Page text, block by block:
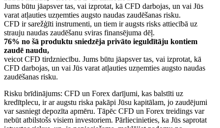
Jums būtu jāapsver tas, vai izprotat, kā CFD darbojas, un vai Jūs
varat atļauties uzņemties augsto naudas zaudēšanas risku.
CFD ir sarežģīti instrumenti, un tiem ir augsts risks attiecībā uz
strauju naudas zaudēšanu sviras finansējuma dēļ.
76% no šā produktu sniedzēja privāto ieguldītāju kontiem
zaudē naudu,
veicot CFD tirdzniecību. Jums būtu jāapsver tas, vai izprotat, kā
CFD darbojas, un vai Jūs varat atļauties uzņemties augsto naudas
zaudēšanas risku.
Risku brīdinājums: CFD un Forex darījumi, kas balstīti uz
kredītplecu, ir ar augstu riska pakāpi Jūsu kapitālam, jo zaudējumi
var sasniegt depozīta apmēru. Tāpēc CFD un Forex treidings var
nebūt atbilstošs visiem investoriem. Pārliecinieties, ka Jūs saprotat